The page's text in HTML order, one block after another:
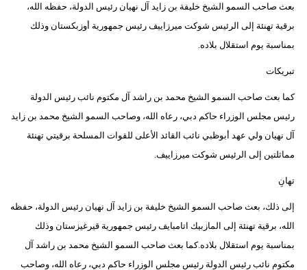
بعث صاحب السمو الشيخ خليفة بن زايد آل نهيان رئيس الدولة، حفظه الله،
برقية تهنئة إلى الرئيس شوكت ميرزاييف رئيس جمهورية أوزبكستان وذلك
بمناسبة يوم استقلال بلاده.
تبريكات
كما بعث صاحب السمو الشيخ محمد بن راشد آل مكتوم نائب رئيس الدولة
رئيس مجلس الوزراء حاكم دبي، رعاه الله، وصاحب السمو الشيخ محمد بن زايد
آل نهيان ولي عهد أبوظبي نائب القائد الأعلى للقوات المسلحة برقيتي تهنئة
مماثلتين إلى الرئيس شوكت ميرزاييف.
تهانِ
إلى ذلك، بعث صاحب السمو الشيخ خليفة بن زايد آل نهيان رئيس الدولة، حفظه
الله، برقية تهنئة إلى المازبيك اتامبايف رئيس جمهورية قيرغيزستان وذلك
بمناسبة يوم استقلال بلاده.كما بعث صاحب السمو الشيخ محمد بن راشد آل
مكتوم نائب رئيس الدولة رئيس مجلس الوزراء حاكم دبي، رعاه الله، وصاحب